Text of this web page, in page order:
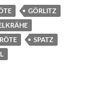
GÖRLITZ
SPATZ